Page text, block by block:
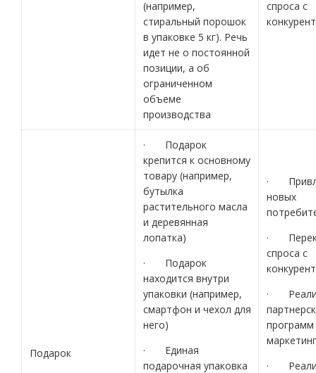
(например,
стиральный порошок
в упаковке 5 кг). Речь
идет не о постоянной
позиции, а об
ограниченном
объеме
производства
спроса с
Подарок
· Подарок
крепится к основному
товару (например,
бутылка
растительного масла
и деревянная
лопатка)
· Подарок
находится внутри
упаковки (например,
смартфон и чехол для
него)
· Единая
подарочная упаковка
·
новых
·
спроса с
·
программ
·